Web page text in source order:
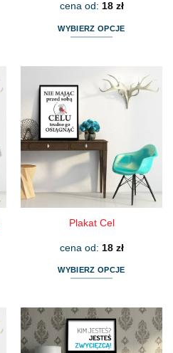
cena od: 18 zł
WYBIERZ OPCJE
wiele
wariantów.
Opcje
można
wybrać
na
stronie
produktu
Plakat Cel
cena od: 18 zł
WYBIERZ OPCJE
ma
wiele
wariantów.